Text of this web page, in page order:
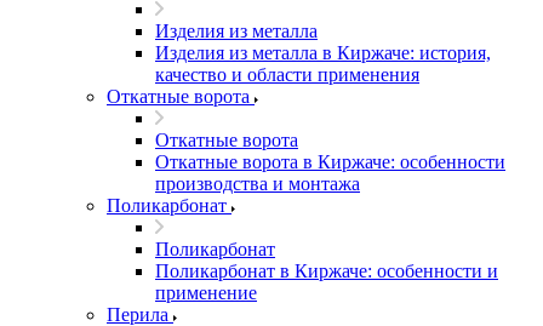
Изделия из металла
Изделия из металла в Киржаче: история,
качество и области применения
Откатные ворота
Откатные ворота
Откатные ворота в Киржаче: особенности
производства и монтажа
Поликарбонат
Поликарбонат
Поликарбонат в Киржаче: особенности и
применение
Перила